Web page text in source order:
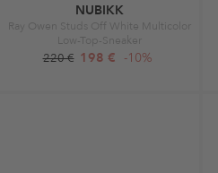
NUBIKK
Ray Owen Studs Off White Multicolor
Low-Top-Sneaker
220 € 198 € -10%